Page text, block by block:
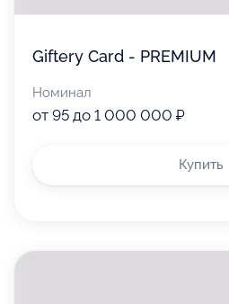
Giftery Card - PREMIUM
Номинал
от 95 до 1 000 000 ₽
Купить